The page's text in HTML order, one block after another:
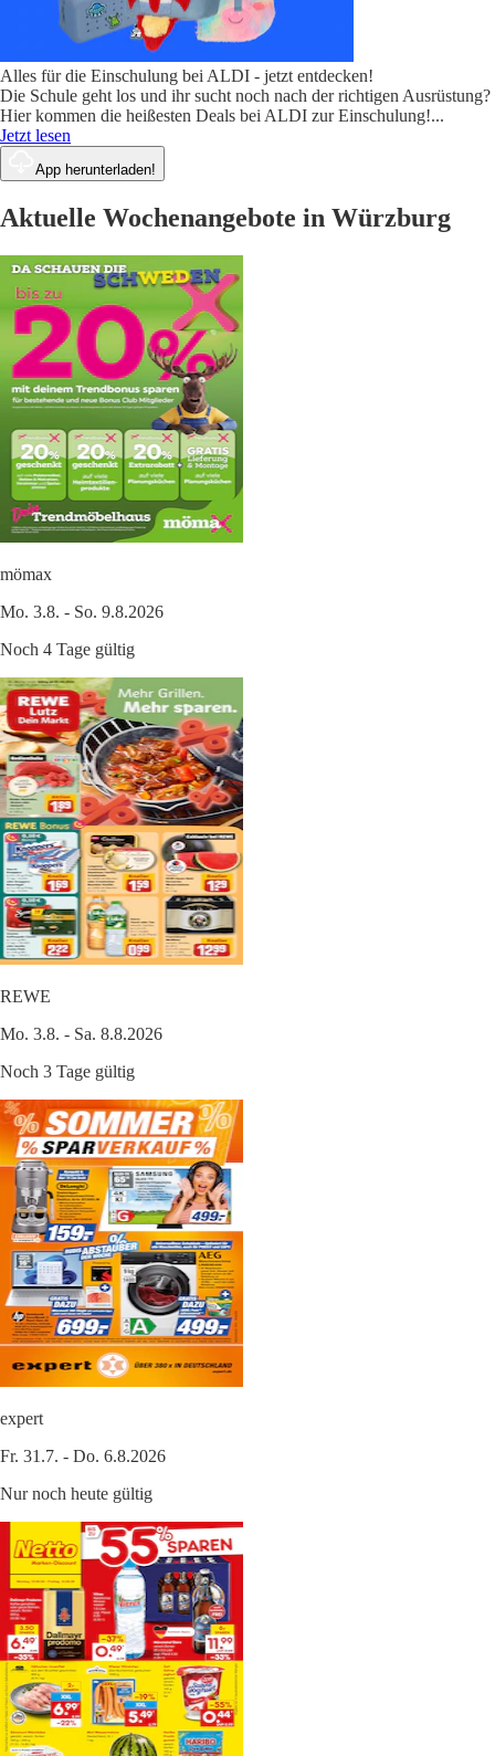
Alles für die Einschulung bei ALDI - jetzt entdecken!
Die Schule geht los und ihr sucht noch nach der richtigen Ausrüstung?
Hier kommen die heißesten Deals bei ALDI zur Einschulung!...
Jetzt lesen
App herunterladen!
Aktuelle Wochenangebote in Würzburg
mömax
Mo. 3.8. - So. 9.8.2026
Noch 4 Tage gültig
REWE
Mo. 3.8. - Sa. 8.8.2026
Noch 3 Tage gültig
expert
Fr. 31.7. - Do. 6.8.2026
Nur noch heute gültig